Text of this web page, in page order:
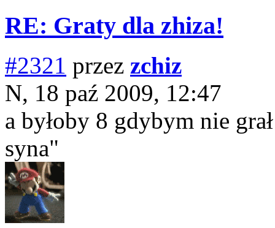
RE: Graty dla zhiza!
#2321 przez zchiz
N, 18 paź 2009, 12:47
a byłoby 8 gdybym nie
syna"